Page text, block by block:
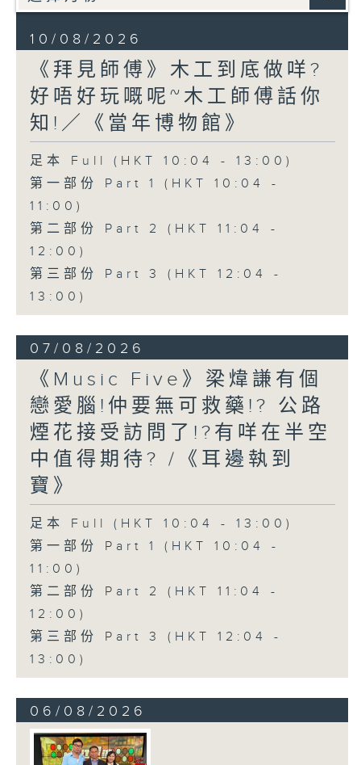
10/08/2026
《拜見師傅》木工到底做咩?
好唔好玩嘅呢~木工師傅話你
知!／《當年博物館》
足本 Full (HKT 10:04 - 13:00)
第一部份 Part 1 (HKT 10:04 -
11:00)
第二部份 Part 2 (HKT 11:04 -
12:00)
第三部份 Part 3 (HKT 12:04 -
13:00)
07/08/2026
《Music Five》梁煒謙有個
戀愛腦!仲要無可救藥!? 公路
煙花接受訪問了!?有咩在半空
中值得期待? /《耳邊執到
寶》
足本 Full (HKT 10:04 - 13:00)
第一部份 Part 1 (HKT 10:04 -
11:00)
第二部份 Part 2 (HKT 11:04 -
12:00)
第三部份 Part 3 (HKT 12:04 -
13:00)
06/08/2026